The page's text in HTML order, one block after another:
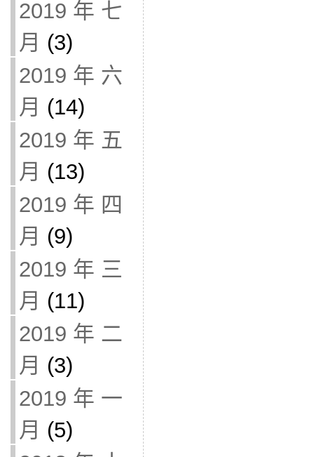
2019 年 七
月 (3)
2019 年 六
月 (14)
2019 年 五
月 (13)
2019 年 四
月 (9)
2019 年 三
月 (11)
2019 年 二
月 (3)
2019 年 一
月 (5)